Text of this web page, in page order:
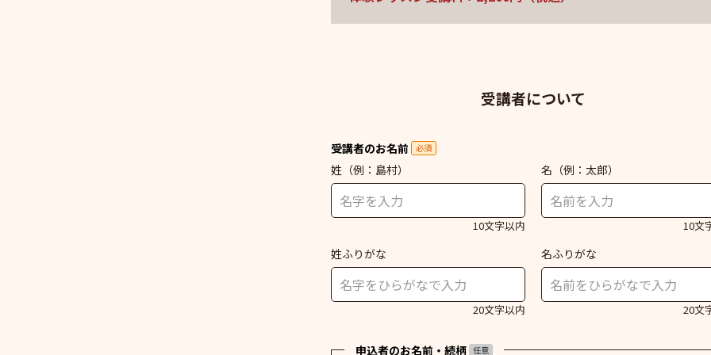
受講者について
受講者のお名前 必須
姓 （例：島村）
10文字以内
名 （例：太郎）
10文
姓ふりがな
20文字以内
名ふりがな
20文
申込者のお名前・続柄 任意